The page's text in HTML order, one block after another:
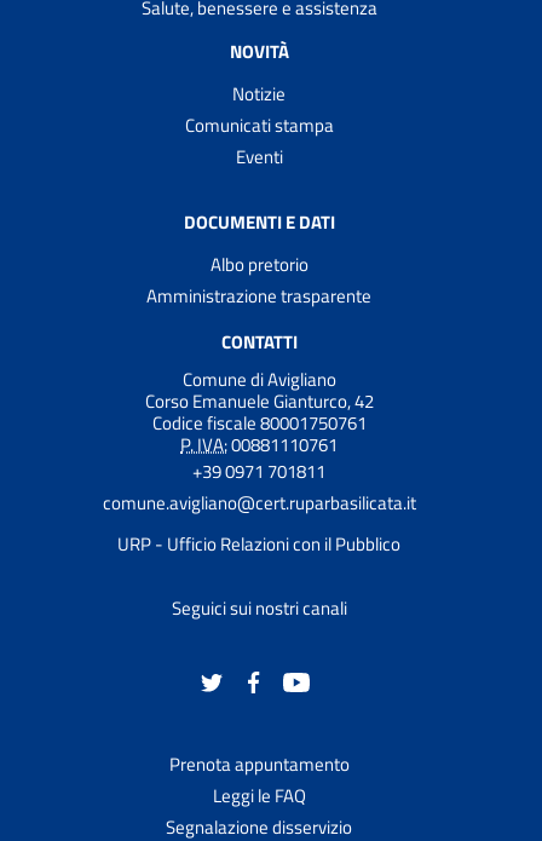
Salute, benessere e assistenza
NOVITÀ
Notizie
Comunicati stampa
Eventi
DOCUMENTI E DATI
Albo pretorio
Amministrazione trasparente
CONTATTI
Comune di Avigliano
Corso Emanuele Gianturco, 42
Codice fiscale 80001750761
P. IVA:00881110761
+39 0971 701811
comune.avigliano@cert.ruparbasilicata.it
URP - Ufficio Relazioni con il Pubblico
Seguici sui nostri canali
Prenota appuntamento
Leggi le FAQ
Segnalazione disservizio